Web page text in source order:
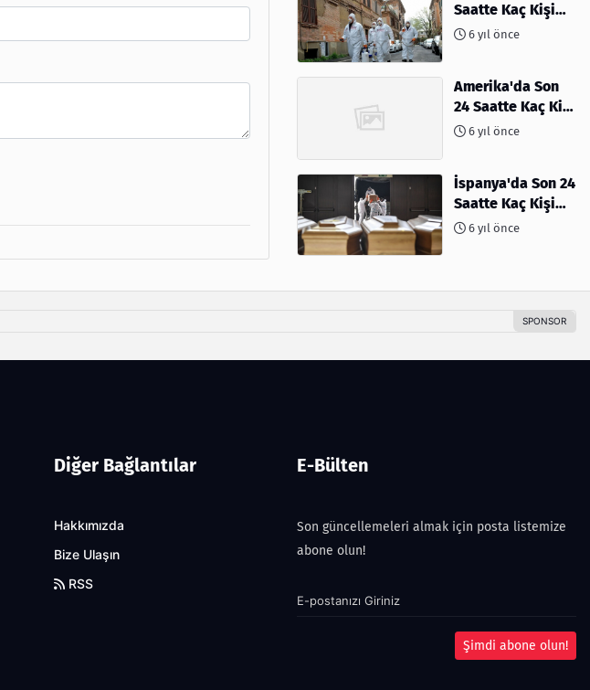
Saatte Kaç Kişi
Öldü6 yıl önce
Amerika'da Son
24 Saatte Kaç Kişi
Öldü - 06 Nisan
6 yıl önce
İspanya'da Son 24
Saatte Kaç Kişi
Öldü6 yıl önce
Diğer Bağlantılar
Hakkımızda
Bize Ulaşın
RSS
E-Bülten
Son güncellemeleri almak için posta listemize
abone olun!
Şimdi abone olun!